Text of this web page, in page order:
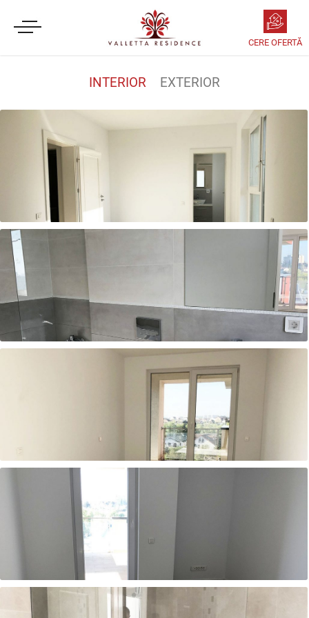
INTERIOR EXTERIOR
Dormitor matrimonial în apartament cu 3 camere, gata de predare
Baie matrimoniala în apartament cu 3 camere, gata de predare
Alt unghi din dormitor matrimonial - Apartament cu 3 camere, gata
Dormitor secundar - Apartament cu 3 camere, gata de predare